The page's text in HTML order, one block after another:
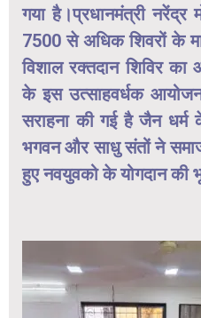
गया है।प्रधानमंत्री
7500 से अधिक शिवरों के
विशाल रक्तदान शिविर
के इस उत्साहवर्धक
सराहना की गई है जैन
भगवन और साधु संतों ने
हुए नवयुवको के योगदान की